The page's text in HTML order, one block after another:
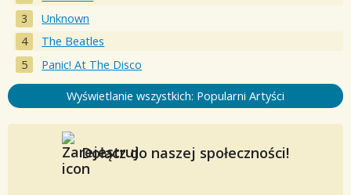
Unknown
The Beatles
Panic! At The Disco
Wyświetlanie wszystkich: Popularni Artyści
Dołącz do naszej społeczności!